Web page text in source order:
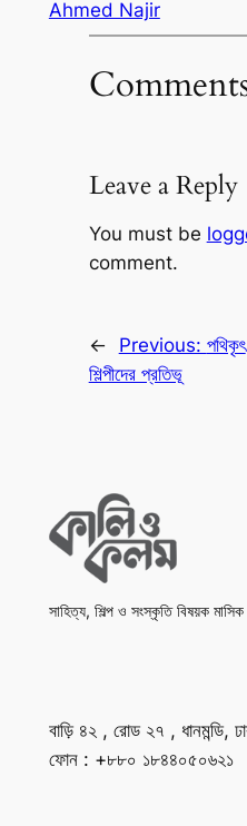
Ahmed Najir
Leave a Reply
You must be
comment.
← Previous: পথিকৃৎ
শিল্পীদের প্রতিভূ
সাহিত্য, শিল্প ও সংস্কৃতি বিষয়ক
বাড়ি ৪২ , রোড ২৭ , ধানমন্ডি,
ফোন : +৮৮০ ১৮৪৪০৫০৬২১